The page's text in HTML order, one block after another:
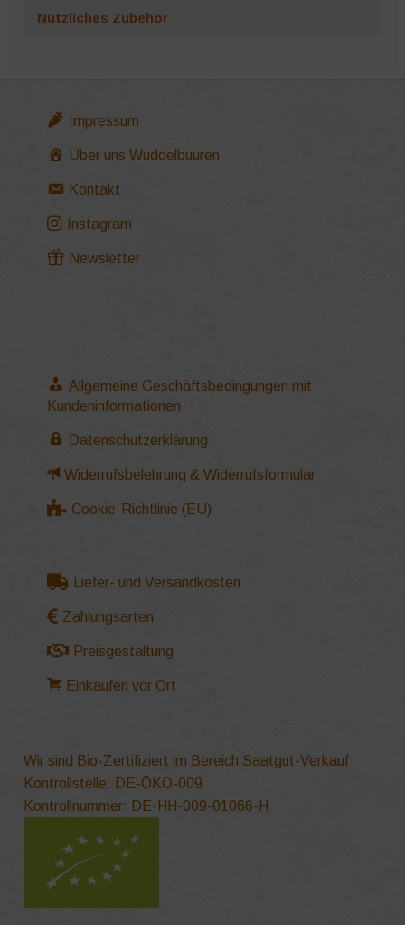
Nützliches Zubehör
Impressum
Über uns Wuddelbuuren
Kontakt
Instagram
Newsletter
Allgemeine Geschäftsbedingungen mit
Kundeninformationen
Datenschutzerklärung
Widerrufsbelehrung & Widerrufsformular
Cookie-Richtlinie (EU)
Liefer- und Versandkosten
Zahlungsarten
Preisgestaltung
Einkaufen vor Ort
Wir sind Bio-Zertifiziert im Bereich Saatgut-Verkauf
Kontrollstelle: DE-ÖKO-009
Kontrollnummer: DE-HH-009-01066-H